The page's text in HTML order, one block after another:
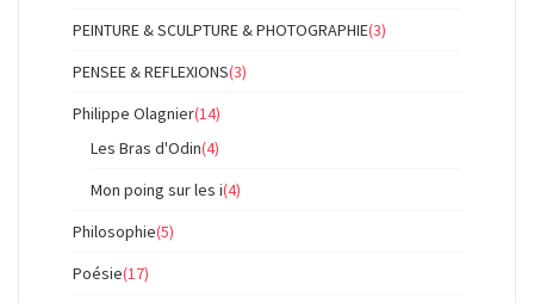
PEINTURE & SCULPTURE & PHOTOGRAPHIE(3)
PENSEE & REFLEXIONS(3)
Philippe Olagnier(14)
Les Bras d'Odin(4)
Mon poing sur les i(4)
Philosophie(5)
Poésie(17)